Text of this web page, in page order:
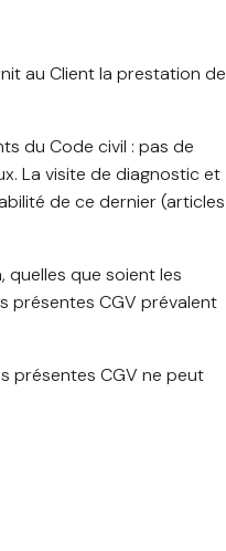
au Client la prestation de
du Code civil : pas de
La visite de diagnostic et
de ce dernier (articles
que soient les
présentes CGV prévalent
présentes CGV ne peut